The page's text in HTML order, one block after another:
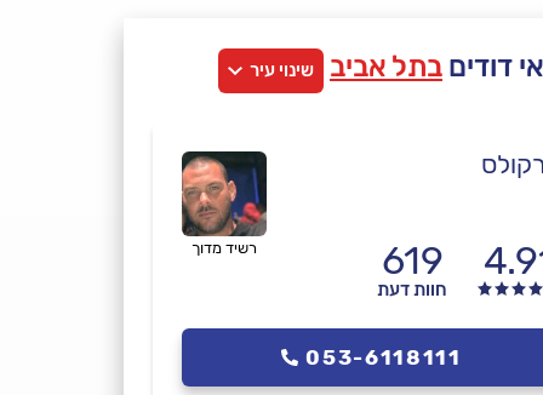
דודים בתל אביב שינוי עיר
619
חוות דעת
רשיד מדוך
053-6118111